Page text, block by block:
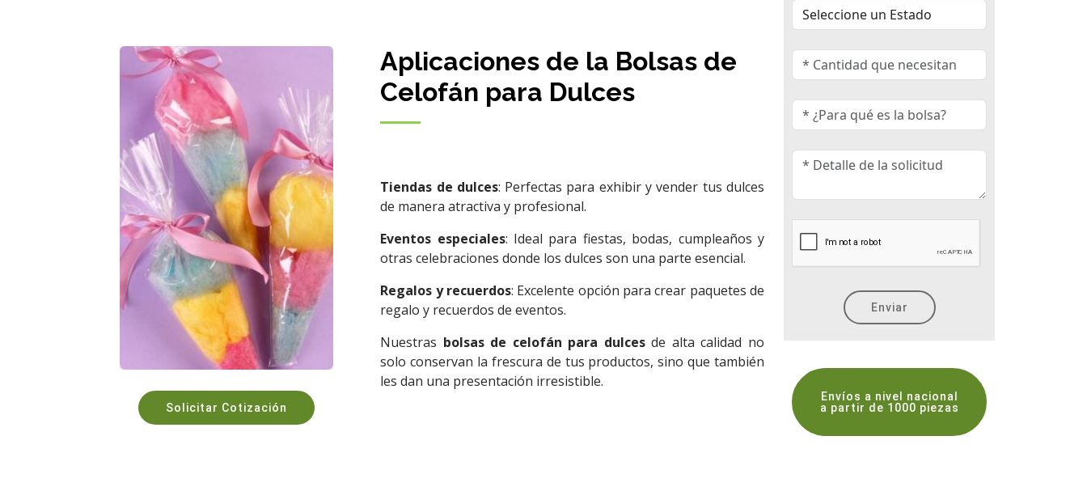
Solicitar Cotización
Aplicaciones de la Bolsas de
Celofán para Dulces
Tiendas de dulces: Perfectas para exhibir y vender tus dulces
de manera atractiva y profesional.
Eventos especiales: Ideal para fiestas, bodas, cumpleaños y
otras celebraciones donde los dulces son una parte esencial.
Regalos y recuerdos: Excelente opción para crear paquetes de
regalo y recuerdos de eventos.
Nuestras bolsas de celofán para dulcesde alta calidad no
solo conservan la frescura de tus productos, sino que también
les dan una presentación irresistible.
Envíos a nivel nacional
a partir de 1000 piezas